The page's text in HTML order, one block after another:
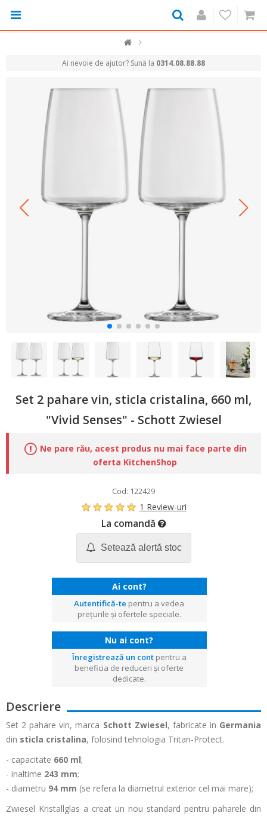
Ai nevoie de ajutor? Sună la 0314.08.88.88
Set 2 pahare vin, sticla cristalina, 660 ml,
"Vivid Senses" - Schott Zwiesel
Ne pare rău, acest produs nu mai face parte din
oferta KitchenShop
Cod: 122429
1 Review-uri
La comandă
Setează alertă stoc
Ai cont?
Autentifică-te pentru a vedea
prețurile și ofertele speciale.
Nu ai cont?
Înregistrează un contpentru a
beneficia de reduceri și oferte
dedicate.
Descriere
Set 2 pahare vin, marca Schott Zwiesel, fabricate in Germania
din sticla cristalina, folosind tehnologia Tritan-Protect.
- capacitate 660 ml;
- inaltime 243 mm;
- diametru 94 mm (se refera la diametrul exterior cel mai mare);
Zwiesel Kristallglas a creat un nou standard pentru paharele din